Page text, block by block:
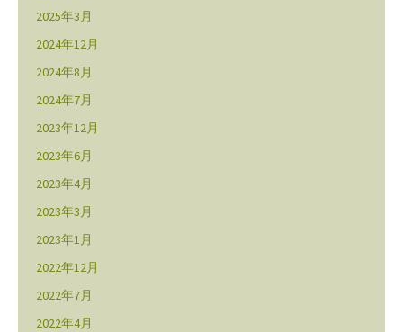
2025年3月
2024年12月
2024年8月
2024年7月
2023年12月
2023年6月
2023年4月
2023年3月
2023年1月
2022年12月
2022年7月
2022年4月